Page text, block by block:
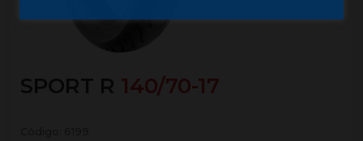
SPORT R 140/70-17